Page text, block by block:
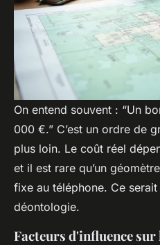
On entend souvent : “Un
000 €.” C’est un ordre de
plus loin. Le coût réel
et il est rare qu’un
fixe au téléphone. Ce
déontologie.
Facteurs d'influence